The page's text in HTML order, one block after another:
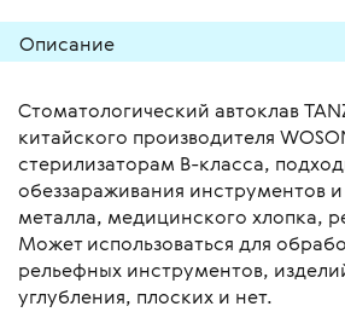
Описание
Стоматологический автоклав
китайского производителя
стерилизаторам В-класса,
обеззараживания инструментов
металла, медицинского хлопка,
Может использоваться для
рельефных инструментов,
углубления, плоских и нет.